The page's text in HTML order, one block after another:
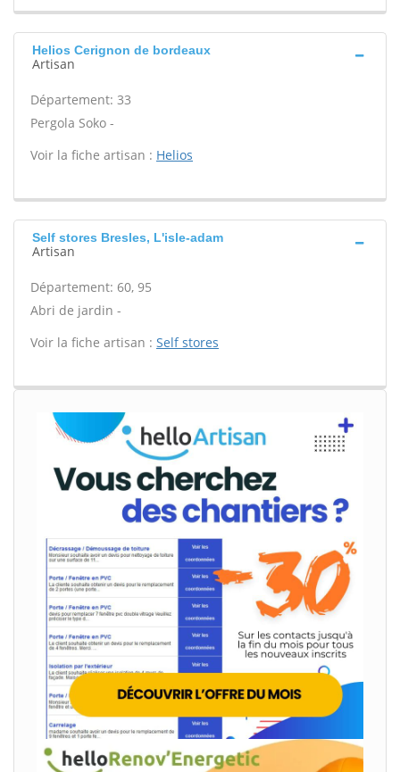
Helios Cerignon de bordeaux
Artisan
Département: 33
Pergola Soko -
Voir la fiche artisan : Helios
Self stores Bresles, L'isle-adam
Artisan
Département: 60, 95
Abri de jardin -
Voir la fiche artisan : Self stores